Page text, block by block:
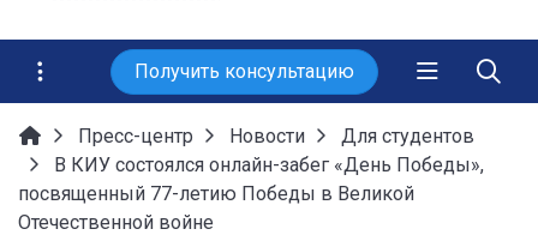
Получить консультацию
Пресс-центр Новости
Для студентов
В КИУ состоялся онлайн-забег «День Победы»,
посвященный 77-летию Победы в Великой
Отечественной войне